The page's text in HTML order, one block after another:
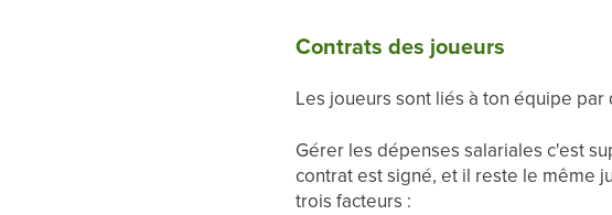
Contrats des joueurs
Les joueurs sont liés à ton équipe par
Gérer les dépenses salariales c'est
contrat est signé, et il reste le même
trois facteurs :